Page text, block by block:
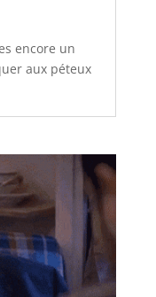
encore un
aux péteux